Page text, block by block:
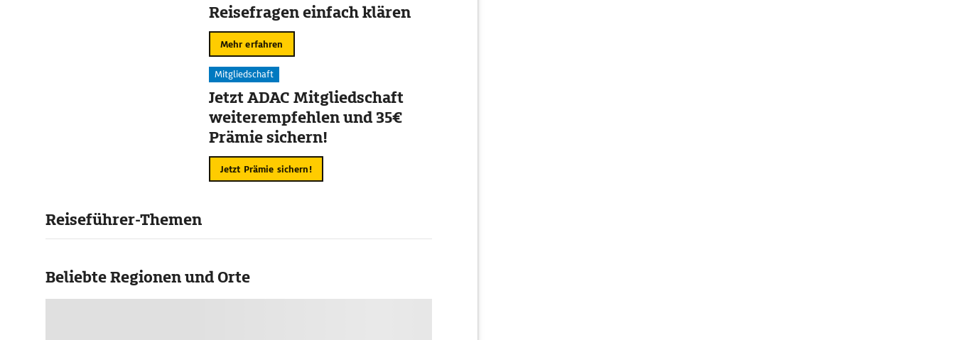
Reisefragen einfach klären
Mehr erfahren
Mitgliedschaft
Jetzt ADAC Mitgliedschaft
weiterempfehlen und 35€
Prämie sichern!
Jetzt Prämie sichern!
Reiseführer-Themen
Beliebte Regionen und Orte